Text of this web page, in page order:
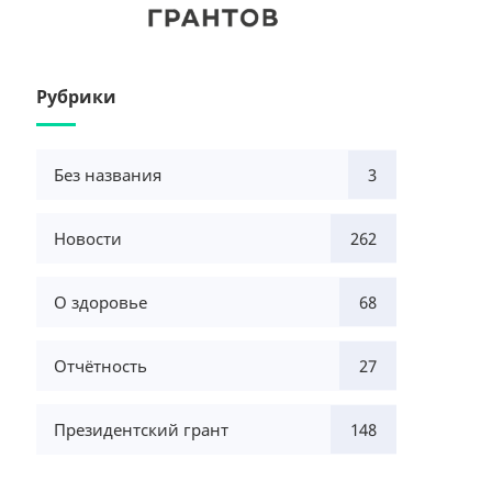
Рубрики
Без названия 3
Новости 262
О здоровье 68
Отчётность 27
Президентский грант 148